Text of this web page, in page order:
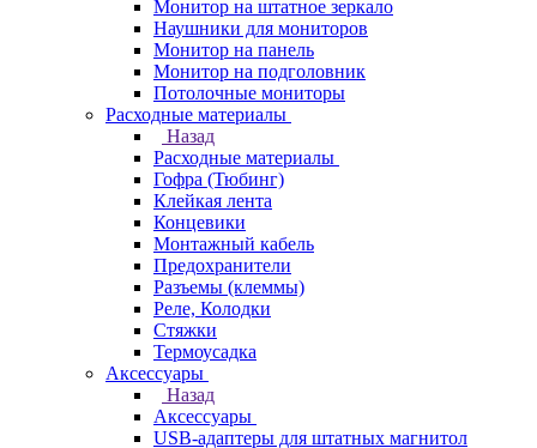
Монитор на штатное зеркало
Наушники для мониторов
Монитор на панель
Монитор на подголовник
Потолочные мониторы
Расходные материалы
Назад
Расходные материалы
Гофра (Тюбинг)
Клейкая лента
Концевики
Монтажный кабель
Предохранители
Разъемы (клеммы)
Реле, Колодки
Стяжки
Термоусадка
Аксессуары
Назад
Аксессуары
USB-адаптеры для штатных магнитол